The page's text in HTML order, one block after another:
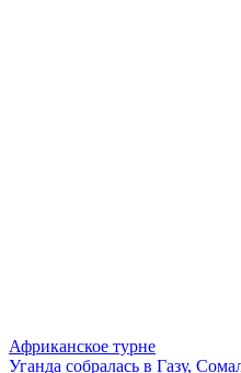
Африканское турне
Уганда собралась в Газу,